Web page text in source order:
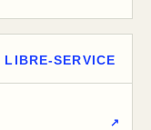
LIBRE-SERVICE
↗